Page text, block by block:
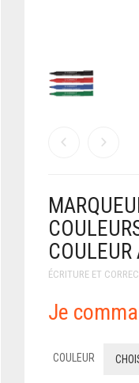
ÉCRITURE ET
Je
COULEUR